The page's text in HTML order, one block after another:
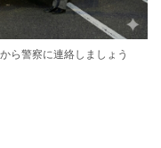
ら警察に連絡しましょう